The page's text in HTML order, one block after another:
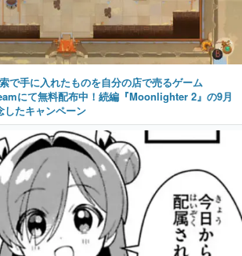
で手に入れたものを自分の店で売るゲーム
にて無料配布中！続編『Moonlighter 2』の9月
したキャンペーン